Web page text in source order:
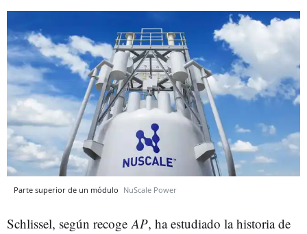
Parte superior de un módulo NuScale Power
Schlissel, según recogeAP, ha estudiado la historia de